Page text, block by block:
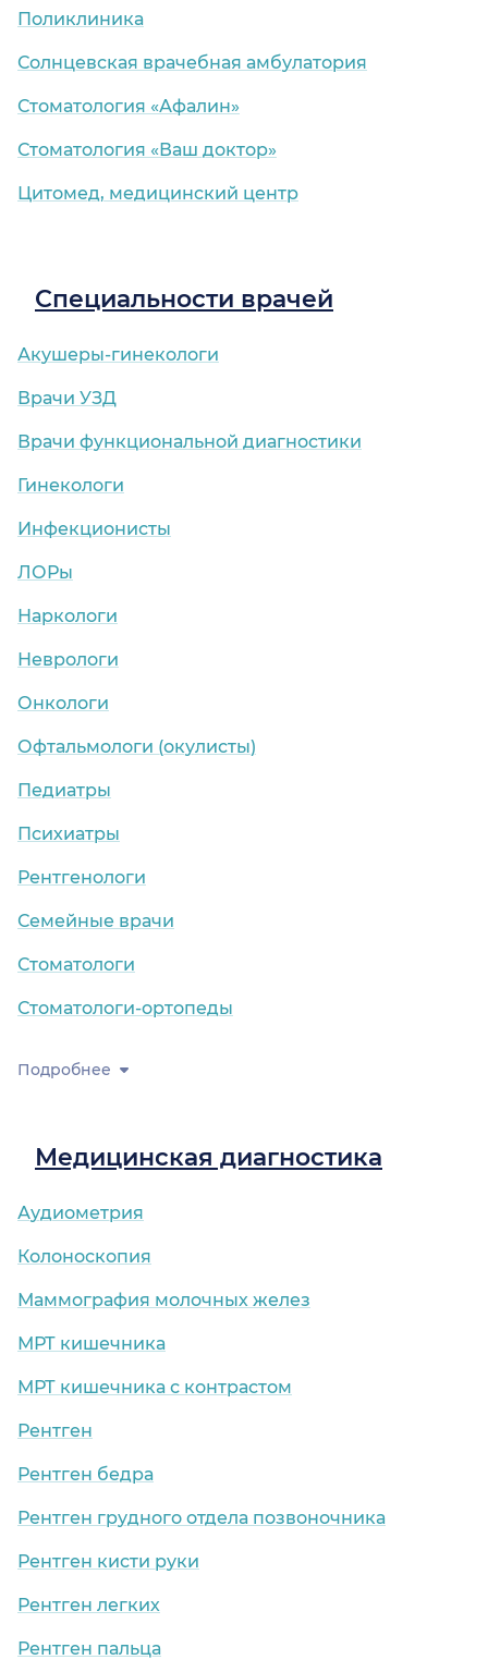
Поликлиника
Солнцевская врачебная амбулатория
Стоматология «Афалин»
Стоматология «Ваш доктор»
Цитомед, медицинский центр
Специальности врачей
Акушеры-гинекологи
Врачи УЗД
Врачи функциональной диагностики
Гинекологи
Инфекционисты
ЛОРы
Наркологи
Неврологи
Онкологи
Офтальмологи (окулисты)
Педиатры
Психиатры
Рентгенологи
Семейные врачи
Стоматологи
Стоматологи-ортопеды
Подробнее
Медицинская диагностика
Аудиометрия
Колоноскопия
Маммография молочных желез
МРТ кишечника
МРТ кишечника с контрастом
Рентген
Рентген бедра
Рентген грудного отдела позвоночника
Рентген кисти руки
Рентген легких
Рентген пальца